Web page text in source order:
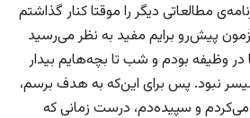
مطالعاتی دیگر را موقتا کنار گذاشتم
پیش‌رو برایم مفید به نظر می‌رسید
در وظیفه بودم و شب تا بچه‌هایم بیدار
نبود. پس برای این‌که به هدف برسم،
و سپیده‌دم، درست زمانی که